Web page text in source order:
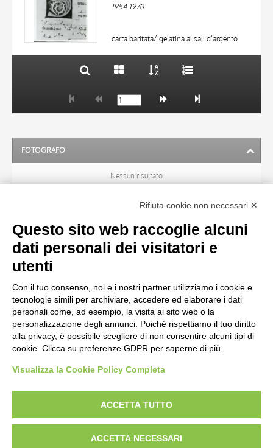
1954-1970
carta baritata/ gelatina ai sali d’argento
20 RISULTATI
FOTOGRAFO
Nessun risultato
TITOLO
MATERIA E TECNICA
CRONOLOGIA
diritto d’autore, legge 22 aprile 1941 n. 633. I diritti degli autori, degli artisti e
dei fotografi che hanno realizzato le opere e le immagini, degli enti e delle
istituzioni che ne sono proprietari, sono riservati. Si vieta quindi la
Rifiuta cookie non necessari ✕
Questo sito web raccoglie alcuni
dati personali dei visitatori e
utenti
Con il tuo consenso, noi e i nostri partner utilizziamo i cookie e
tecnologie simili per archiviare, accedere ed elaborare i dati
personali come, ad esempio, la visita al sito web o la
personalizzazione degli annunci. Poiché rispettiamo il tuo diritto
alla privacy, è possibile scegliere di non consentire alcuni tipi di
cookie. Clicca su preferenze GDPR per saperne di più.
Visualizza la Cookie Policy Completa
ACCETTA TUTTO
ACCETTA NECESSARI